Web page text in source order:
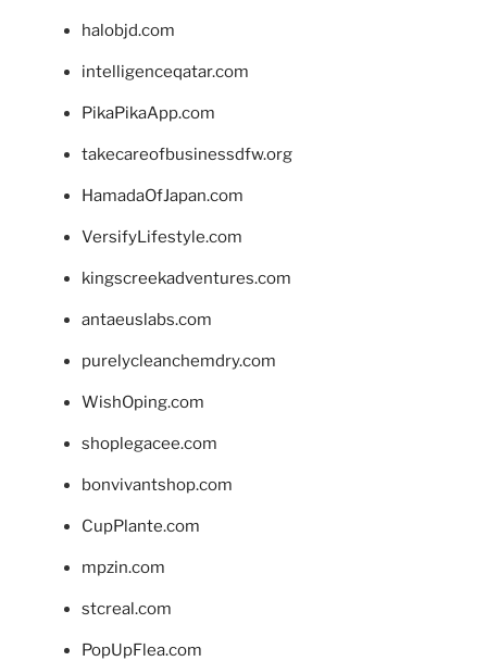
halobjd.com
intelligenceqatar.com
PikaPikaApp.com
takecareofbusinessdfw.org
HamadaOfJapan.com
VersifyLifestyle.com
kingscreekadventures.com
antaeuslabs.com
purelycleanchemdry.com
WishOping.com
shoplegacee.com
bonvivantshop.com
CupPlante.com
mpzin.com
stcreal.com
PopUpFlea.com